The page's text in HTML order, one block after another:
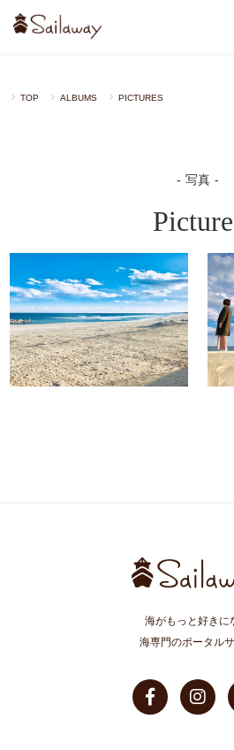
TOP ALBUMS PICTURES
写真
海がもっと好きに
海専門のポータル